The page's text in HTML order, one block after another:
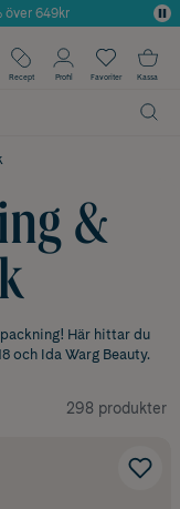
över 649kr
Recept Profil Favoriter Kassa
&
Här hittar du
och Ida Warg Beauty.
298 produkter